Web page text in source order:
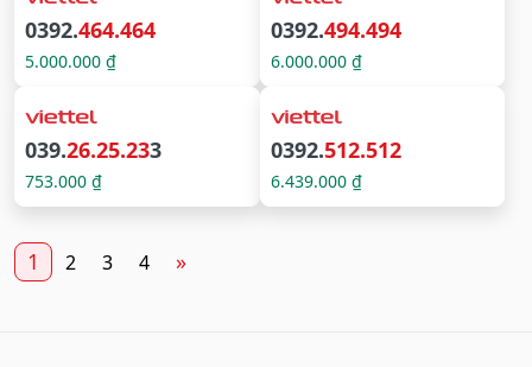
0392.464.464
5.000.000 ₫
0392.494.494
6.000.000 ₫
039.26.25.233
753.000 ₫
0392.512.512
6.439.000 ₫
1 2 3 4 »